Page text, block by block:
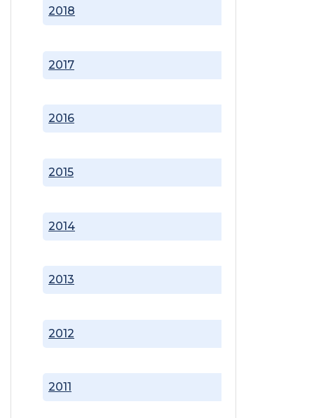
2011
2012
2013
2014
2015
2016
2017
2018